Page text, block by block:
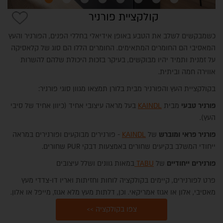
קולקציית פורניר
כשמבקשים לשלב את הטבע באופן אידיאלי בחללי הפנים, הפורניר והעץ
המאסיבי הם החומרים המתאימים. החומרים הללו הם סוג של קלאסיקה
על זמנית ותמיד יהיו מבוקשים, בעיקר בזכות היכולת שלהם להשרות
אווירה חמה וביתית.
בקולקציית העץ והפורניר מבית בלורן תמצאו מגוון סוגי פורניר:
פורניר טבעי מבית KAINDL בעל מראה עיצובי אחיד (כיוון אחיד של סיבי
העץ).
פורניר פראי ומוברש של KAINDL - פורנירים מבוקעים ופורנירים במראה
ייחודי המשלב בקיעים שחורים באמצעות דבקי PUR שחורים.
פורנירים ייחודיים של TABU במאות גוונים ושלל עיצובים
פרט לפורנירים, קיימים בקולקציה לוחות וחזיתות ואריו דו-צדדי מעץ
מאסיבי, אלון או אגוז אמריקאי. וכן, דלתות מעץ מלא אגוז, מייפל או אלון.
צפו בקולקציה >>